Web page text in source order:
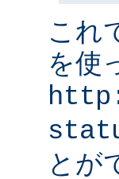
これ
を使
とが